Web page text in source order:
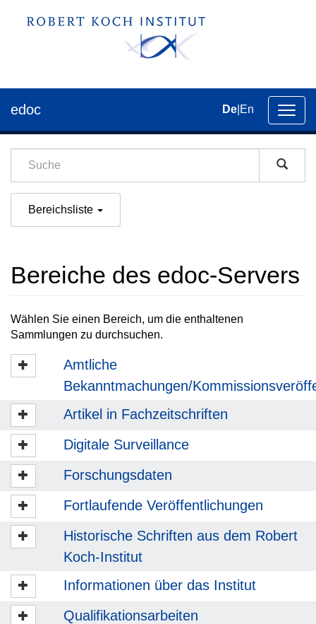
der
edoc De En
Bereichsliste
Bereiche des edoc-Servers
Wählen Sie einen Bereich, um die enthaltenen
Sammlungen zu durchsuchen.
Amtliche
Bekanntmachungen/
Artikel in Fachzeitschriften
Digitale Surveillance
Forschungsdaten
Fortlaufende Veröffentlichungen
Historische Schriften aus dem Robert
Koch-Institut
Informationen über das Institut
Qualifikationsarbeiten